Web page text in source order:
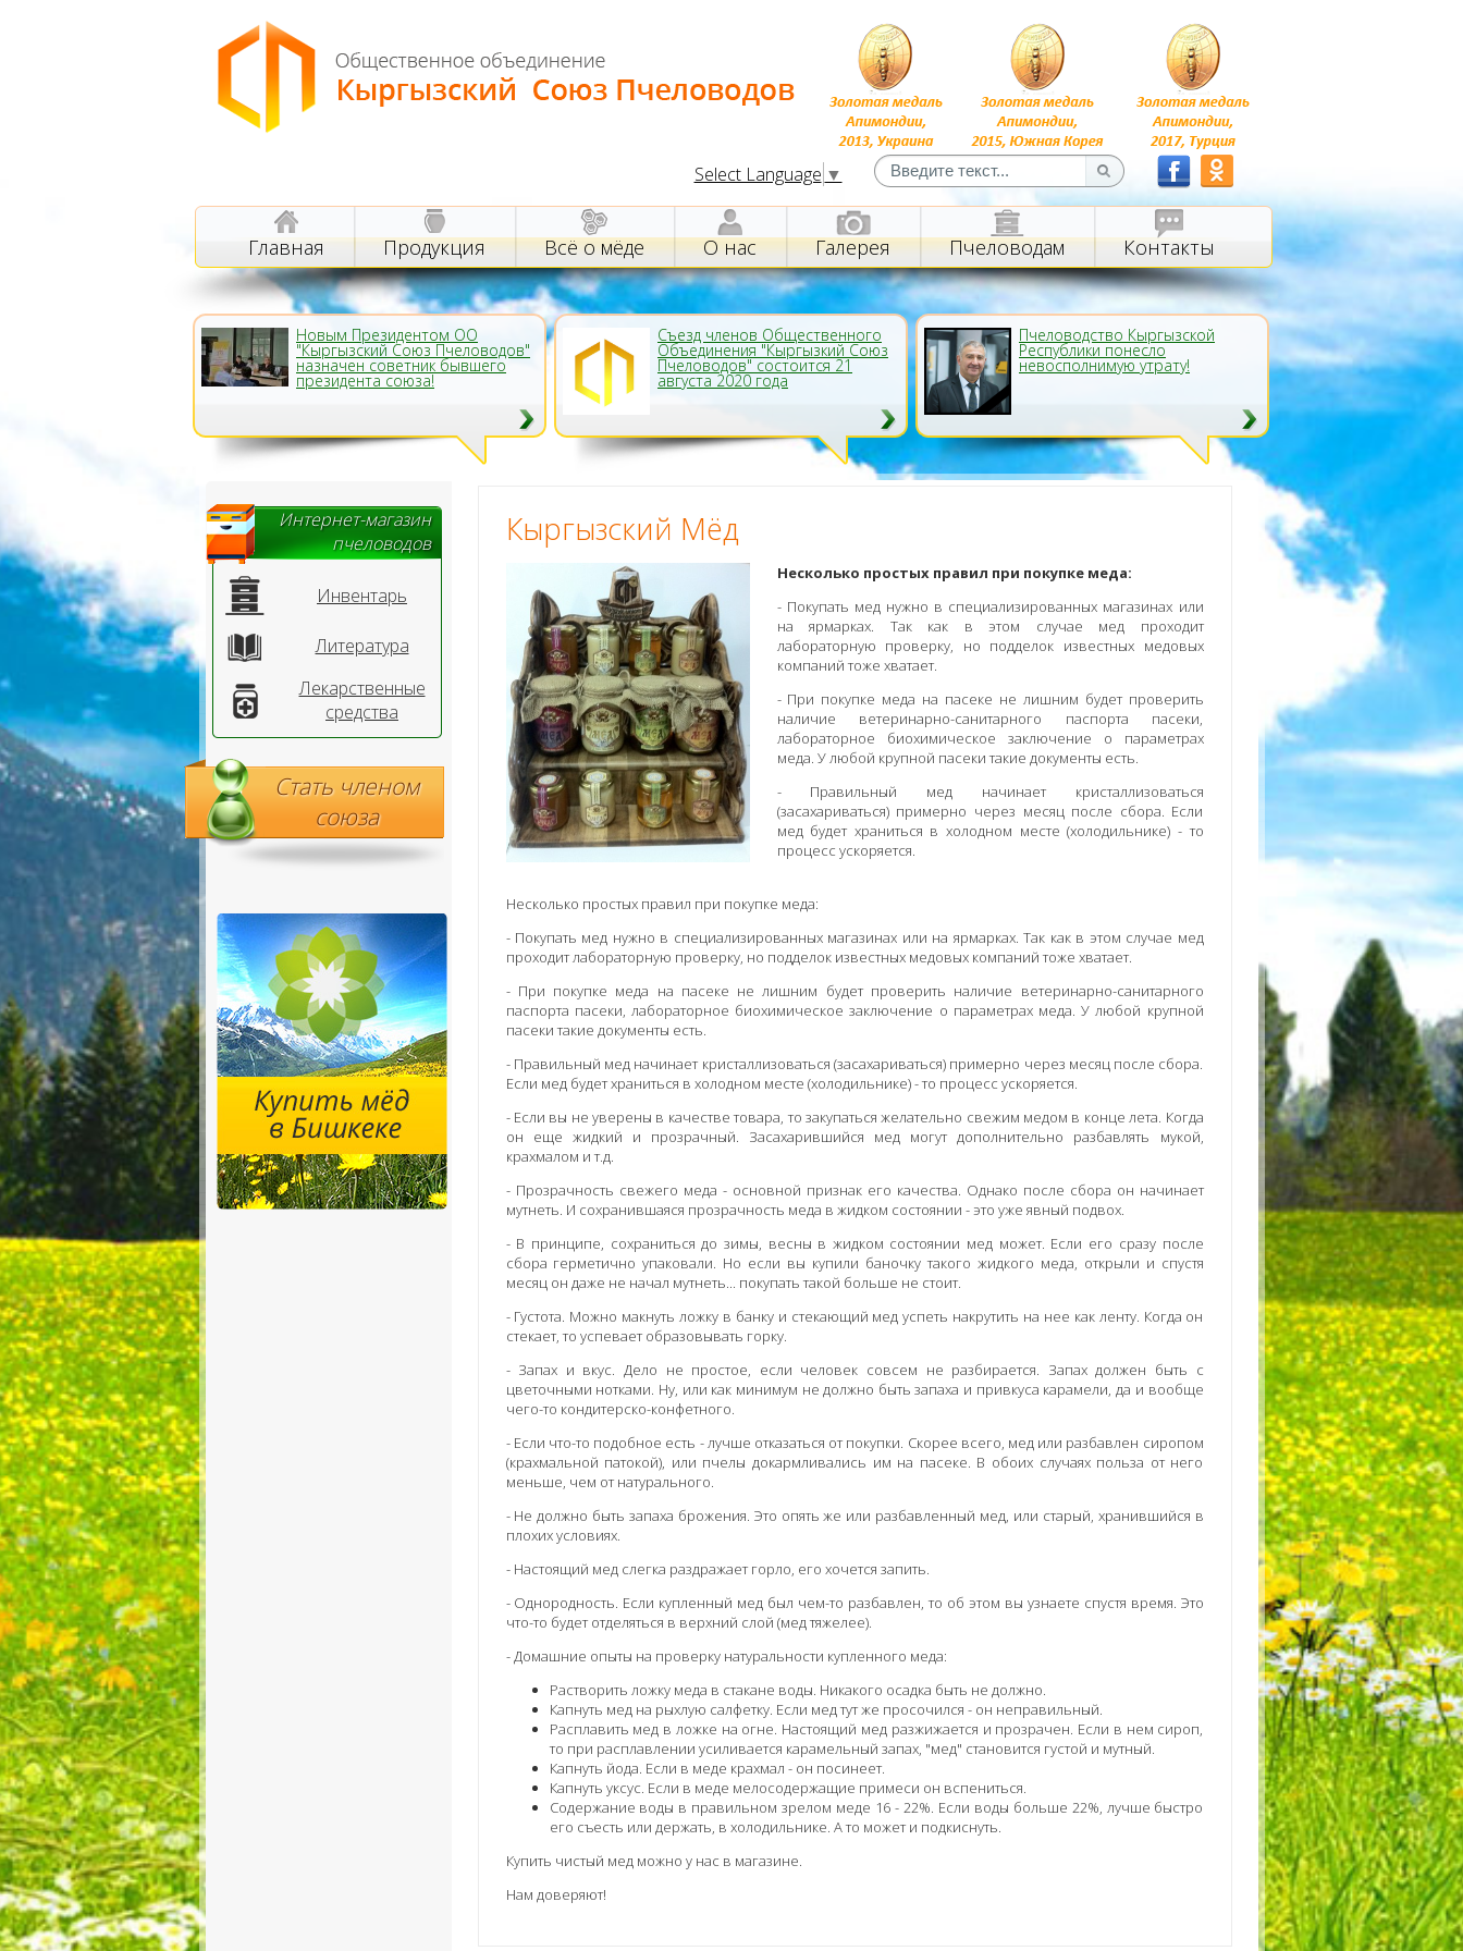
Select Language ▼
Главная Продукция Всё о мёде О нас Галерея Пчеловодам Контакты
Новым Президентом ОО
"Кыргызский Союз Пчеловодов"
назначен советник бывшего
президента союза!
Съезд членов Общественного
Объединения "Кыргызкий Союз
Пчеловодов" состоится 21
августа 2020 года
Пчеловодство Кыргызской
Республики понесло
невосполнимую утрату!
Интернет-магазин
пчеловодов
Инвентарь
Литература
Лекарственные
средства
Стать членом
союза
Кыргызский Мёд
Несколько простых правил при покупке меда:
- Покупать мед нужно в специализированных магазинах или
на ярмарках. Так как в этом случае мед проходит
лабораторную проверку, но подделок известных медовых
компаний тоже хватает.
- При покупке меда на пасеке не лишним будет проверить
наличие ветеринарно-санитарного паспорта пасеки,
лабораторное биохимическое заключение о параметрах
меда. У любой крупной пасеки такие документы есть.
- Правильный мед начинает кристаллизоваться
(засахариваться) примерно через месяц после сбора. Если
мед будет храниться в холодном месте (холодильнике) - то
процесс ускоряется.
Несколько простых правил при покупке меда:
- Покупать мед нужно в специализированных магазинах или на ярмарках. Так как в этом случае мед
проходит лабораторную проверку, но подделок известных медовых компаний тоже хватает.
- При покупке меда на пасеке не лишним будет проверить наличие ветеринарно-санитарного
паспорта пасеки, лабораторное биохимическое заключение о параметрах меда. У любой крупной
пасеки такие документы есть.
- Правильный мед начинает кристаллизоваться (засахариваться) примерно через месяц после сбора.
Если мед будет храниться в холодном месте (холодильнике) - то процесс ускоряется.
- Если вы не уверены в качестве товара, то закупаться желательно свежим медом в конце лета. Когда
он еще жидкий и прозрачный. Засахарившийся мед могут дополнительно разбавлять мукой,
крахмалом и т.д.
- Прозрачность свежего меда - основной признак его качества. Однако после сбора он начинает
мутнеть. И сохранившаяся прозрачность меда в жидком состоянии - это уже явный подвох.
- В принципе, сохраниться до зимы, весны в жидком состоянии мед может. Если его сразу после
сбора герметично упаковали. Но если вы купили баночку такого жидкого меда, открыли и спустя
месяц он даже не начал мутнеть... покупать такой больше не стоит.
- Густота. Можно макнуть ложку в банку и стекающий мед успеть накрутить на нее как ленту. Когда он
стекает, то успевает образовывать горку.
- Запах и вкус. Дело не простое, если человек совсем не разбирается. Запах должен быть с
цветочными нотками. Ну, или как минимум не должно быть запаха и привкуса карамели, да и вообще
чего-то кондитерско-конфетного.
- Если что-то подобное есть - лучше отказаться от покупки. Скорее всего, мед или разбавлен сиропом
(крахмальной патокой), или пчелы докармливались им на пасеке. В обоих случаях польза от него
меньше, чем от натурального.
- Не должно быть запаха брожения. Это опять же или разбавленный мед, или старый, хранившийся в
плохих условиях.
- Настоящий мед слегка раздражает горло, его хочется запить.
- Однородность. Если купленный мед был чем-то разбавлен, то об этом вы узнаете спустя время. Это
что-то будет отделяться в верхний слой (мед тяжелее).
- Домашние опыты на проверку натуральности купленного меда:
Растворить ложку меда в стакане воды. Никакого осадка быть не должно.
Капнуть мед на рыхлую салфетку. Если мед тут же просочился - он неправильный.
Расплавить мед в ложке на огне. Настоящий мед разжижается и прозрачен. Если в нем сироп,
то при расплавлении усиливается карамельный запах, "мед" становится густой и мутный.
Капнуть йода. Если в меде крахмал - он посинеет.
Капнуть уксус. Если в меде мелосодержащие примеси он вспениться.
Содержание воды в правильном зрелом меде 16 - 22%. Если воды больше 22%, лучше быстро
его съесть или держать, в холодильнике. А то может и подкиснуть.
Купить чистый мед можно у нас в магазине.
Нам доверяют!